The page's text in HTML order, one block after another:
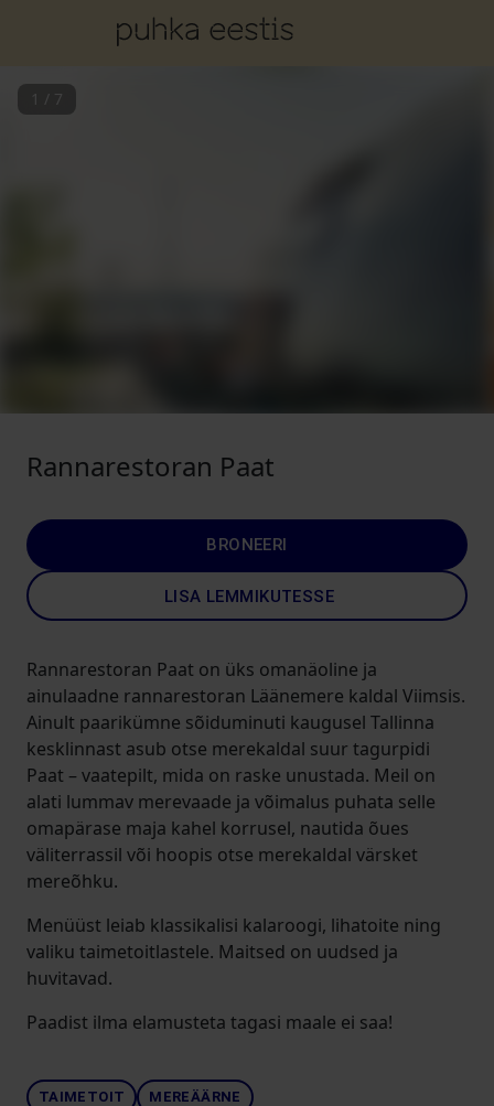
1 / 7
Rannarestoran Paat
BRONEERI
LISA LEMMIKUTESSE
Rannarestoran Paat on üks omanäoline ja
ainulaadne rannarestoran Läänemere kaldal Viimsis.
Ainult paarikümne sõiduminuti kaugusel Tallinna
kesklinnast asub otse merekaldal suur tagurpidi
Paat – vaatepilt, mida on raske unustada. Meil on
alati lummav merevaade ja võimalus puhata selle
omapärase maja kahel korrusel, nautida õues
väliterrassil või hoopis otse merekaldal värsket
mereõhku.
Menüüst leiab klassikalisi kalaroogi, lihatoite ning
valiku taimetoitlastele. Maitsed on uudsed ja
huvitavad.
Paadist ilma elamusteta tagasi maale ei saa!
TAIMETOIT MEREÄÄRNE